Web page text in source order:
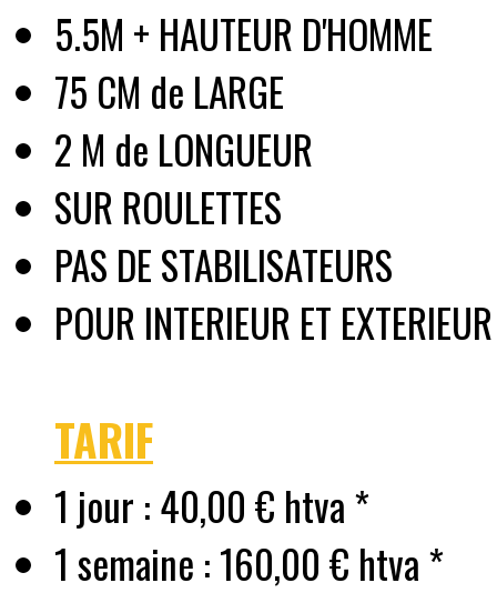
5.5M + HAUTEUR D'HOMME
75 CM de LARGE
2 M de LONGUEUR
SUR ROULETTES
PAS DE STABILISATEURS
POUR INTERIEUR ET EXTERIEUR
TARIF
1 jour : 40,00 € htva *
1 semaine : 160,00 € htva *